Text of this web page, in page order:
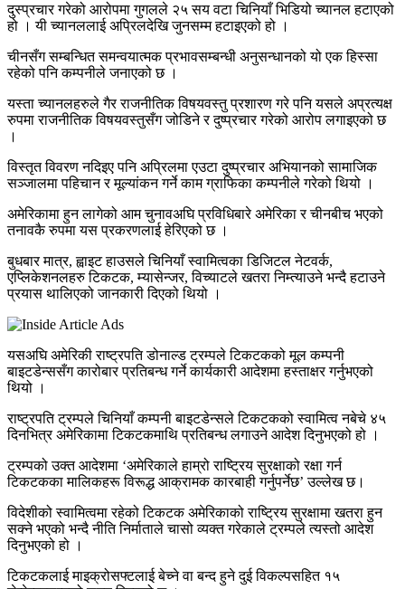
दुस्प्रचार गरेको आरोपमा गुगलले २५ सय वटा चिनियाँ भिडियो च्यानल हटाएको
हो । यी च्यानललाई अप्रिलदेखि जुनसम्म हटाइएको हो ।
चीनसँग सम्बन्धित समन्वयात्मक प्रभावसम्बन्धी अनुसन्धानको यो एक हिस्सा
रहेको पनि कम्पनीले जनाएको छ ।
यस्ता च्यानलहरुले गैर राजनीतिक विषयवस्तु प्रशारण गरे पनि यसले अप्रत्यक्ष
रुपमा राजनीतिक विषयवस्तुसँग जोडिने र दुष्प्रचार गरेको आरोप लगाइएको छ
।
विस्तृत विवरण नदिइए पनि अप्रिलमा एउटा दुष्प्रचार अभियानको सामाजिक
सञ्जालमा पहिचान र मूल्यांकन गर्ने काम ग्राफिका कम्पनीले गरेको थियो ।
अमेरिकामा हुन लागेको आम चुनावअघि प्रविधिबारे अमेरिका र चीनबीच भएको
तनावकै रुपमा यस प्रकरणलाई हेरिएको छ ।
बुधबार मात्र, ह्वाइट हाउसले चिनियाँ स्वामित्वका डिजिटल नेटवर्क,
एप्लिकेशनलहरु टिकटक, म्यासेन्जर, विच्याटले खतरा निम्त्याउने भन्दै हटाउने
प्रयास थालिएको जानकारी दिएको थियो ।
यसअघि अमेरिकी राष्ट्रपति डोनाल्ड ट्रम्पले टिकटकको मूल कम्पनी
बाइटडेन्ससँग कारोबार प्रतिबन्ध गर्ने कार्यकारी आदेशमा हस्ताक्षर गर्नुभएको
थियो ।
राष्ट्रपति ट्रम्पले चिनियाँ कम्पनी बाइटडेन्सले टिकटकको स्वामित्व नबेचे ४५
दिनभित्र अमेरिकामा टिकटकमाथि प्रतिबन्ध लगाउने आदेश दिनुभएको हो ।
ट्रम्पको उक्त आदेशमा ‘अमेरिकाले हाम्रो राष्ट्रिय सुरक्षाको रक्षा गर्न
टिकटकका मालिकहरू विरूद्ध आक्रामक कारबाही गर्नुपर्नेछ’ उल्लेख छ।
विदेशीको स्वामित्वमा रहेको टिकटक अमेरिकाको राष्ट्रिय सुरक्षामा खतरा हुन
सक्ने भएको भन्दै नीति निर्माताले चासो व्यक्त गरेकाले ट्रम्पले त्यस्तो आदेश
दिनुभएको हो ।
टिकटकलाई माइक्रोसफ्टलाई बेच्ने वा बन्द हुने दुई विकल्पसहित १५